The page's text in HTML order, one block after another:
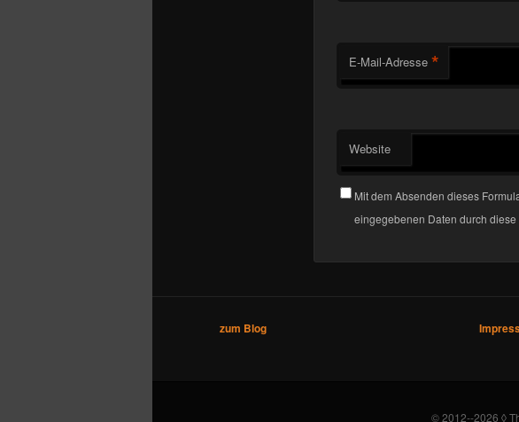
E-Mail-Adresse *
Website
Mit dem Absenden dieses
eingegebenen Daten durch
zum Blog
© 2012--2026 ◊